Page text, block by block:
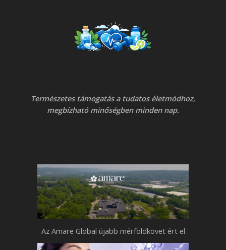
Természetes támogatás a tudatos életmódhoz,
megbízható minőségben minden nap.
Az Amare Global újabb mérföldkövet ért el